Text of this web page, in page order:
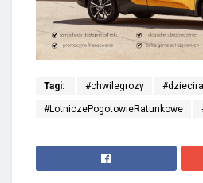
Tagi: #chwilegrozy
#LotniczePogotowieRatunkowe